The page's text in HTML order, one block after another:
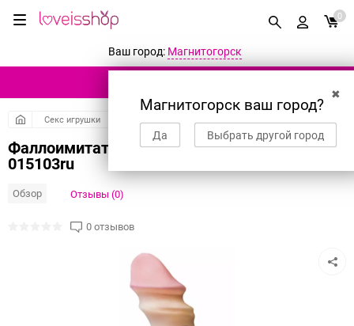
0
Ваш город: Магнитогорск
✖
Магнитогорск ваш город?
Да Выбрать другой город
Секс игрушки
Фаллоимитатор неоскин REAL Standard
015103ru
Обзор Отзывы (0)
0 отзывов